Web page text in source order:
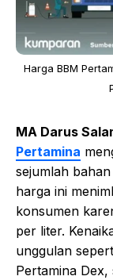
Harga BBM
MA Darus
Pertamina
sejumlah
harga ini
konsumen
per liter.
unggulan
Pertamina